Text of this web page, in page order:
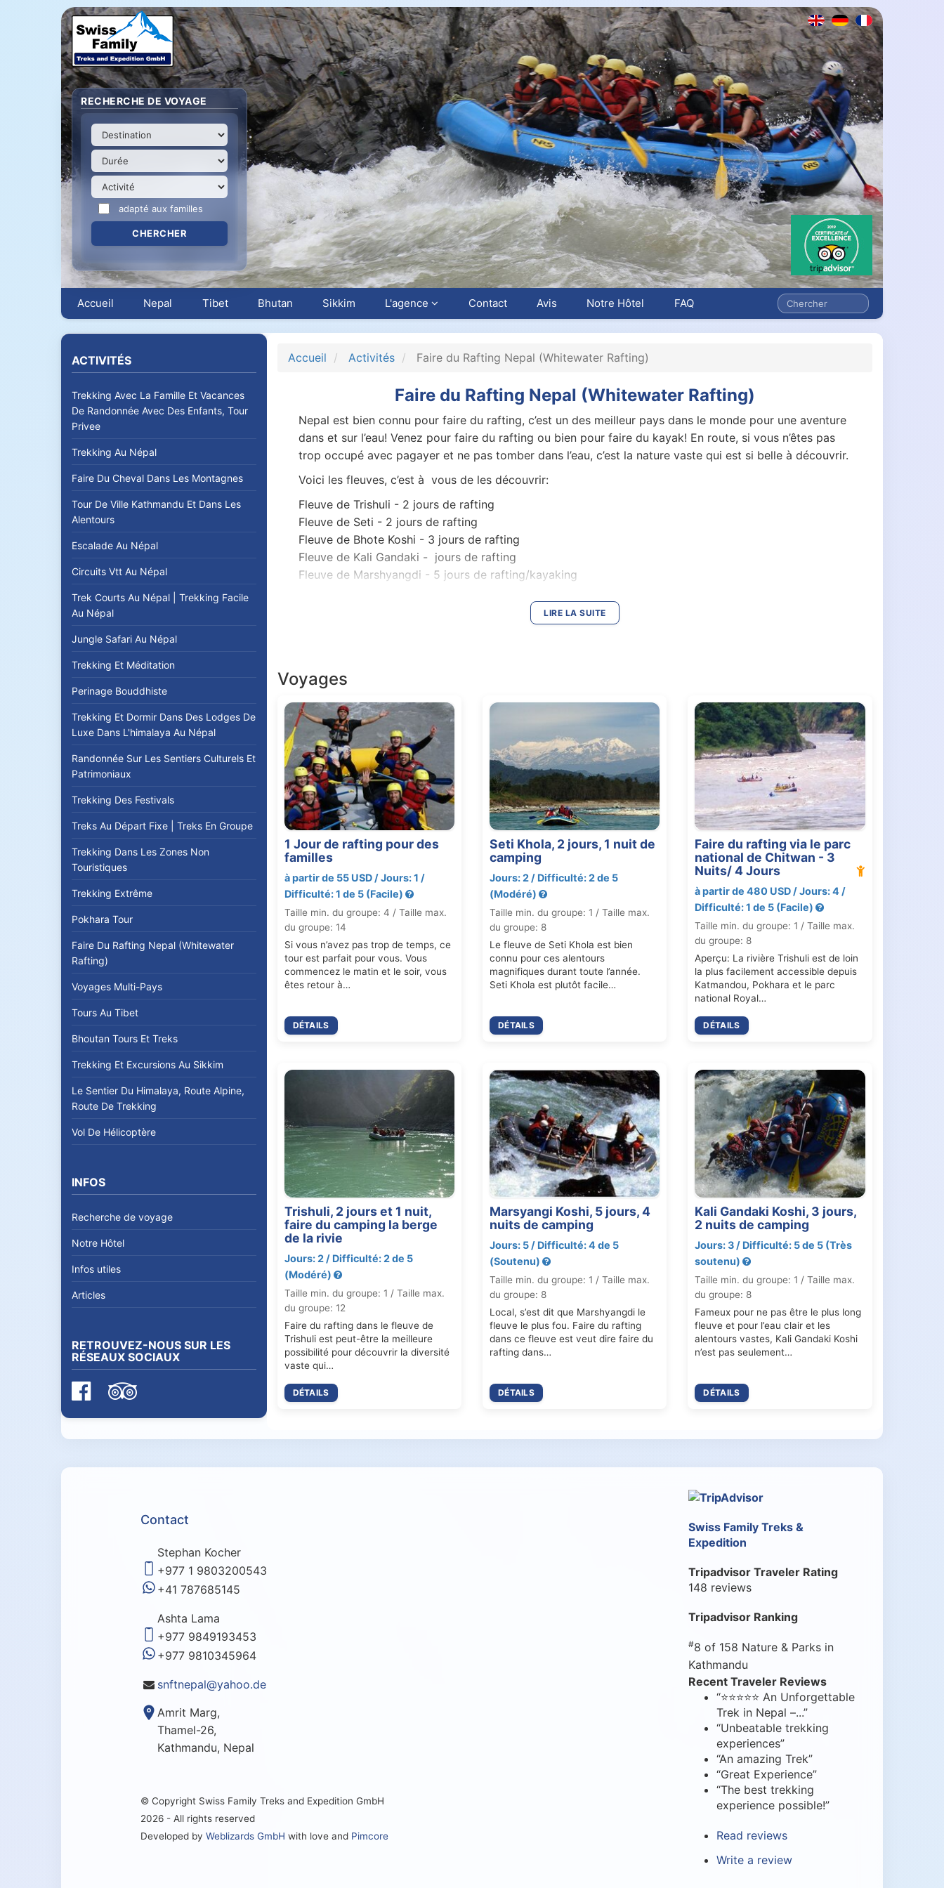
RECHERCHE DE VOYAGE
adapté aux familles
Accueil Nepal Tibet Bhutan Sikkim L'agence Contact Avis Notre Hôtel FAQ
ACTIVITÉS
Trekking Avec La Famille Et Vacances
De Randonnée Avec Des Enfants, Tour
Privee
Trekking Au Népal
Faire Du Cheval Dans Les Montagnes
Tour De Ville Kathmandu Et Dans Les
Alentours
Escalade Au Népal
Circuits Vtt Au Népal
Trek Courts Au Népal | Trekking Facile
Au Népal
Jungle Safari Au Népal
Trekking Et Méditation
Perinage Bouddhiste
Trekking Et Dormir Dans Des Lodges De
Luxe Dans L'himalaya Au Népal
Randonnée Sur Les Sentiers Culturels Et
Patrimoniaux
Trekking Des Festivals
Treks Au Départ Fixe | Treks En Groupe
Trekking Dans Les Zones Non
Touristiques
Trekking Extrême
Pokhara Tour
Faire Du Rafting Nepal (Whitewater
Rafting)
Voyages Multi-Pays
Tours Au Tibet
Bhoutan Tours Et Treks
Trekking Et Excursions Au Sikkim
Le Sentier Du Himalaya, Route Alpine,
Route De Trekking
Vol De Hélicoptère
INFOS
Recherche de voyage
Notre Hôtel
Infos utiles
Articles
RETROUVEZ-NOUS SUR LES
RÉSEAUX SOCIAUX
Accueil Activités Faire du Rafting Nepal (Whitewater Rafting)
Faire du Rafting Nepal (Whitewater Rafting)
Nepal est bien connu pour faire du rafting, c’est un des meilleur pays dans le monde pour une aventure
dans et sur l’eau! Venez pour faire du rafting ou bien pour faire du kayak! En route, si vous n’êtes pas
trop occupé avec pagayer et ne pas tomber dans l’eau, c’est la nature vaste qui est si belle à découvrir.
Voici les fleuves, c’est à vous de les découvrir:
Fleuve de Trishuli - 2 jours de rafting
Fleuve de Seti - 2 jours de rafting
Fleuve de Bhote Koshi - 3 jours de rafting
Fleuve de Kali Gandaki - jours de rafting
Fleuve de Marshyangdi - 5 jours de rafting/kayaking
trekking. Nepal offre des aventures pour tout le monde. Nous sommes fier de pouvoir partager ce
beau pays et les aventures avec vous.
C’est si chouette de passer le temps en famille en coulissant sur l’eau! Ne pensez surtout pas que vous
êtes déjà trop vieux pour ça où que vos enfants sont trop petits. Passer des rapides, pagayer, jouer
dans le sable ou jouer au volleyball, relaxer sur une plage privée, entendre le bruit des oiseaux, manger
ce que votre cuisiner prépare pour vous, raconter des histoires devant le feu de bivouac…Faire du
rafting est une aventure pour tout le monde!
Si vos enfants ont déjà 7 ans, c’est l’aventure pour votre famille! Bien sûr, c’est possible d’ajuster les
tours, nous vous offrons le tour que vous désirez. N’hésitez pas à nous demander.
LIRE LA SUITE
Voyages
1 Jour de rafting pour des
familles
à partir de 55 USD / Jours: 1 /
Difficulté: 1 de 5 (Facile)
Taille min. du groupe: 4 / Taille max.
du groupe: 14
Si vous n’avez pas trop de temps, ce
tour est parfait pour vous. Vous
commencez le matin et le soir, vous
êtes retour à…
DÉTAILS
Seti Khola, 2 jours, 1 nuit de
camping
Jours: 2 / Difficulté: 2 de 5
(Modéré)
Taille min. du groupe: 1 / Taille max.
du groupe: 8
Le fleuve de Seti Khola est bien
connu pour ces alentours
magnifiques durant toute l’année.
Seti Khola est plutôt facile…
DÉTAILS
Faire du rafting via le parc
national de Chitwan - 3
Nuits/ 4 Jours
à partir de 480 USD / Jours: 4 /
Difficulté: 1 de 5 (Facile)
Taille min. du groupe: 1 / Taille max.
du groupe: 8
Aperçu: La rivière Trishuli est de loin
la plus facilement accessible depuis
Katmandou, Pokhara et le parc
national Royal…
DÉTAILS
Trishuli, 2 jours et 1 nuit,
faire du camping la berge
de la rivie
Jours: 2 / Difficulté: 2 de 5
(Modéré)
Taille min. du groupe: 1 / Taille max.
du groupe: 12
Faire du rafting dans le fleuve de
Trishuli est peut-être la meilleure
possibilité pour découvrir la diversité
vaste qui…
DÉTAILS
Marsyangi Koshi, 5 jours, 4
nuits de camping
Jours: 5 / Difficulté: 4 de 5
(Soutenu)
Taille min. du groupe: 1 / Taille max.
du groupe: 8
Local, s’est dit que Marshyangdi le
fleuve le plus fou. Faire du rafting
dans ce fleuve est veut dire faire du
rafting dans…
DÉTAILS
Kali Gandaki Koshi, 3 jours,
2 nuits de camping
Jours: 3 / Difficulté: 5 de 5 (Très
soutenu)
Taille min. du groupe: 1 / Taille max.
du groupe: 8
Fameux pour ne pas être le plus long
fleuve et pour l’eau clair et les
alentours vastes, Kali Gandaki Koshi
n’est pas seulement…
DÉTAILS
Contact
Stephan Kocher
+977 1 9803200543
+41 787685145
Ashta Lama
+977 9849193453
+977 9810345964
snftnepal@yahoo.de
Amrit Marg,
Thamel-26,
Kathmandu, Nepal
© Copyright Swiss Family Treks and Expedition GmbH
2026 - All rights reserved
Developed by Weblizards GmbH with love and Pimcore
Swiss Family Treks &
Expedition
Tripadvisor Traveler Rating
148 reviews
Tripadvisor Ranking
#8 of 158 Nature & Parks in
Kathmandu
Recent Traveler Reviews
“⭐⭐⭐⭐⭐ An Unforgettable
Trek in Nepal –...”
“Unbeatable trekking
experiences”
“An amazing Trek”
“Great Experience”
“The best trekking
experience possible!”
Read reviews
Write a review